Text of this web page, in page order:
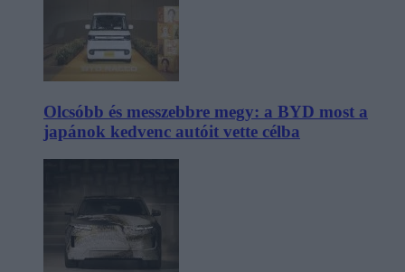
Olcsóbb és messzebbre megy: a BYD most a
japánok kedvenc autóit vette célba